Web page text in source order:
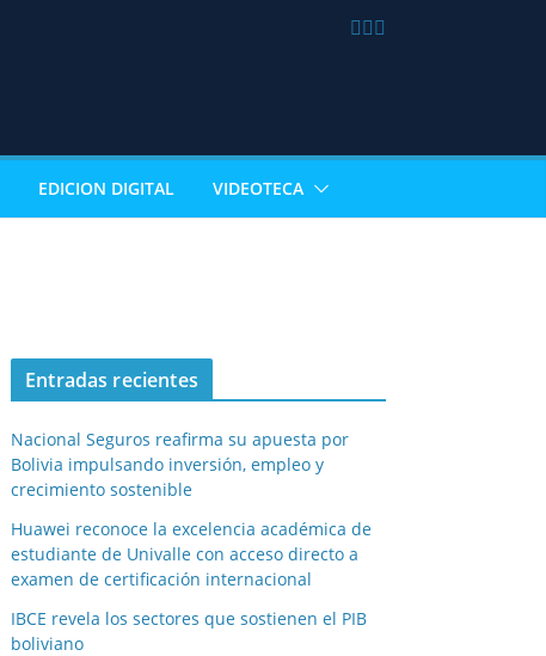
EDICION DIGITAL VIDEOTECA
Entradas recientes
Nacional Seguros reafirma su apuesta por
Bolivia impulsando inversión, empleo y
crecimiento sostenible
Huawei reconoce la excelencia académica de
estudiante de Univalle con acceso directo a
examen de certificación internacional
IBCE revela los sectores que sostienen el PIB
boliviano